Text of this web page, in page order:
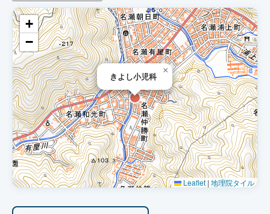
きよし小児科
×
+
−
Leaflet | 地理院タイル